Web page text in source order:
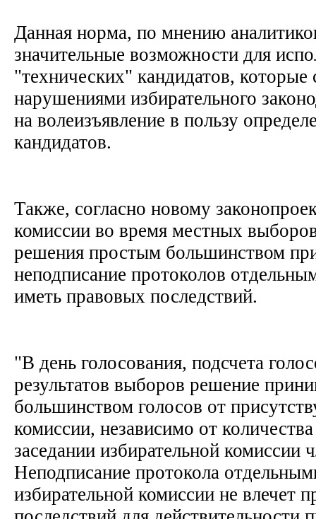
Данная норма, по мнению
значительные возможности для
"технических" кандидатов,
нарушениями избирательного
на волеизъявление в пользу
кандидатов.
Также, согласно новому
комиссии во время местных
решения простым большинством
неподписание протоколов
иметь правовых последствий.
"В день голосования, подсчета
результатов выборов решение
большинством голосов от
комиссии, независимо от
заседании избирательной комиссии
Неподписание протокола
избирательной комиссии не влечет